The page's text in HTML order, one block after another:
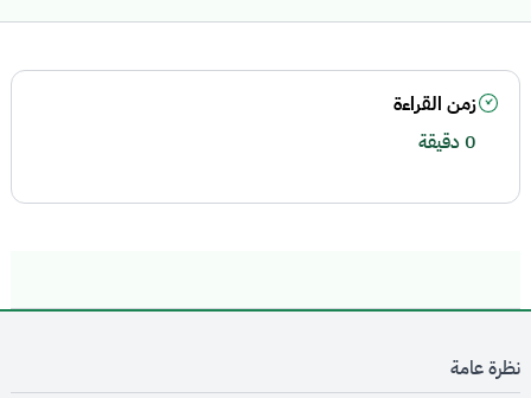
زمن القراءة
0 دقيقة
نظرة عامة